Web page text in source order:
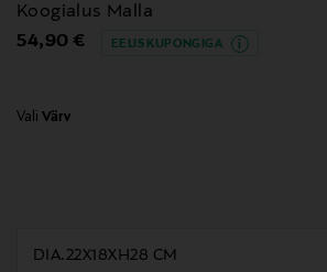
Koogialus Malla
Original Price
54,90 € EELIS KUPONGIGA
Vali Värv